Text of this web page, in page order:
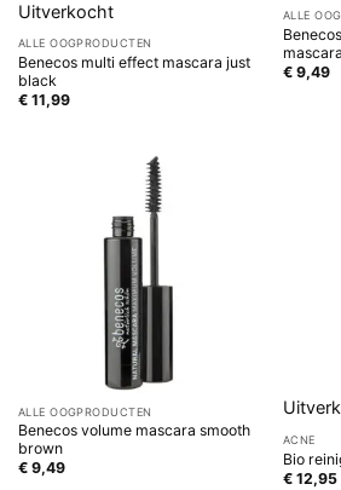
Uitverkocht
ALLE OOGPRODUCTEN
Benecos multi effect mascara just
black
€11,99
ALLE
€9,49
ALLE OOGPRODUCTEN
Benecos volume mascara smooth
brown
€9,49
ACNE
Bio
€12,95